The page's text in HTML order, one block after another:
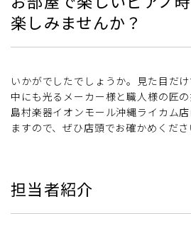
楽しみませんか？
いかがでしたでしょうか。見た目だ
中にも光るメーカー様と職人様の匠の
島村楽器イオンモール沖縄ライカム
ますので、ぜひ店頭でお確かめくださ
担当者紹介